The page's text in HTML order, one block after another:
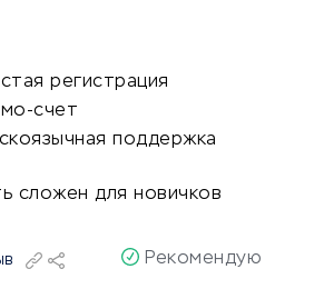
регистрация
счет
поддержка
сложен для новичков
Рекомендую